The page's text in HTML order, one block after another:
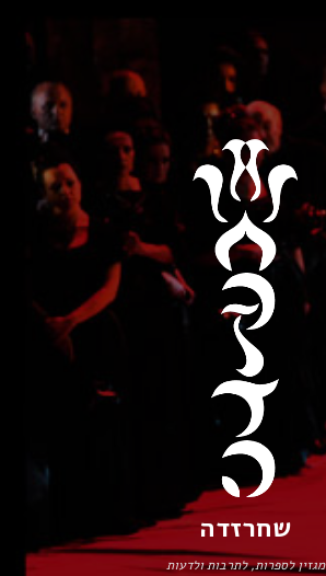
שחרזדה
מגזין לספרות, לתרבות ולדעות